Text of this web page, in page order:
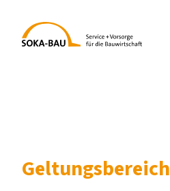
SOKA-BAU
Geltungsbereich